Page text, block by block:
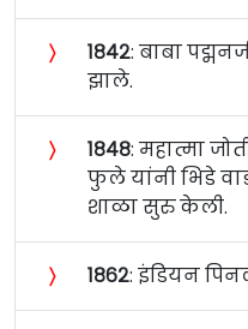
〉 १८४२: बाबा
झाले.
〉 १८४८: महात्मा
फुले यांनी भिडे
शाळा सुरु केली.
〉 १८६२: इंडियन